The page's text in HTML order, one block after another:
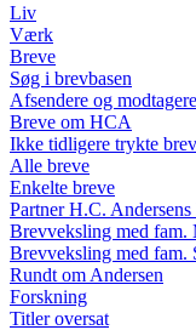
Liv
Værk
Breve
Søg i brevbasen
Afsendere og modtagere
Breve om HCA
Ikke tidligere trykte
Alle breve
Enkelte breve
Partner H.C. Andersens
Brevveksling med fam.
Brevveksling med fam.
Rundt om Andersen
Forskning
Titler oversat